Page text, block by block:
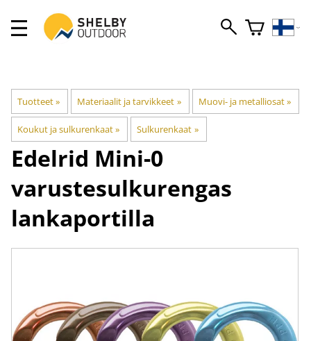
Tuotteet‪» Materiaalit ja tarvikkeet ‪» Muovi- ja metalliosat‪»
Koukut ja sulkurenkaat‪» Sulkurenkaat ‪»
Edelrid Mini-0
varustesulkurengas
lankaportilla